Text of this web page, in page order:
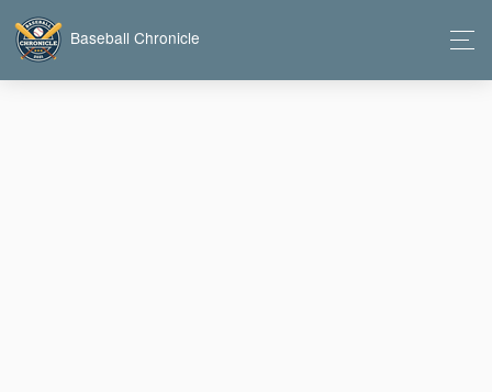
Baseball Chronicle